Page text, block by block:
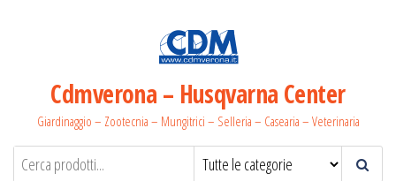
Cdmverona – Husqvarna Center
Giardinaggio – Zootecnia – Mungitrici – Selleria – Casearia – Veterinaria